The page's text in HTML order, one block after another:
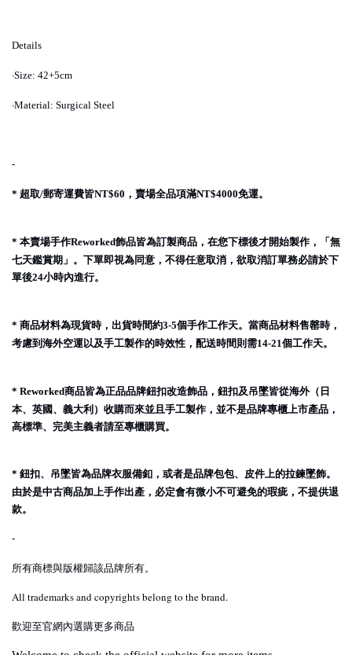
Details
·Size: 42+5cm
·Material: Surgical Steel
-
* 超取/郵寄運費皆NT$60 ，賣場全品項滿NT$4000免運。
* 本賣場手作Reworked飾品皆為訂製商品，在您下標後才開始製作，「無
七天鑑賞期」。下單即視為同意，不得任意取消，欲取消訂單務必請於下
單後24小時內進行。
* 商品材料為現貨時，出貨時間約3-5個手作工作天。當商品材料售罄時，
考慮到海外空運以及手工製作的時效性，配送時間則需14-21個工作天。
* Reworked商品皆為正品品牌鈕扣改造飾品，鈕扣及吊墜皆從海外（日
本、英國、義大利）收購而來並且手工製作，並不是品牌專櫃上市產品，
高標準、完美主義者請至專櫃購買。
* 鈕扣、吊墜皆為品牌衣服備釦，或者是品牌包包、皮件上的拉鍊墜飾。
由於是中古商品加上手作出產，必定會有微小不可避免的瑕疵，不提供退
款。
-
所有商標與版權歸該品牌所有。
All trademarks and copyrights belong to the brand.
歡迎至官網內選購更多商品